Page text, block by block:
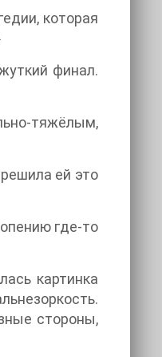
которая
финал.
тяжёлым,
ей это
где-то
картинка
стороны,